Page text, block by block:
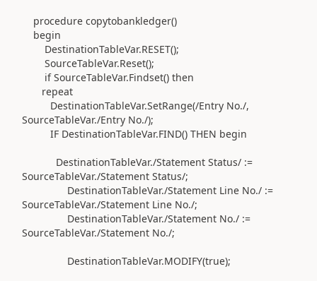
procedure copytobankledger()
begin
DestinationTableVar.RESET();
SourceTableVar.Reset();
ifSourceTableVar.Findset() then
repeat
DestinationTableVar.SetRange(/Entry No./,
SourceTableVar./Entry No./);
IF DestinationTableVar.FIND() THEN begin
DestinationTableVar./Statement Status/ :=
SourceTableVar./Statement Status/;
DestinationTableVar./Statement Line No./ :=
SourceTableVar./Statement Line No./;
DestinationTableVar./Statement No./ :=
SourceTableVar./Statement No./;
DestinationTableVar.MODIFY(true);